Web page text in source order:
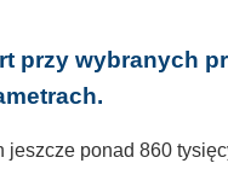
przy wybranych
ponad 860